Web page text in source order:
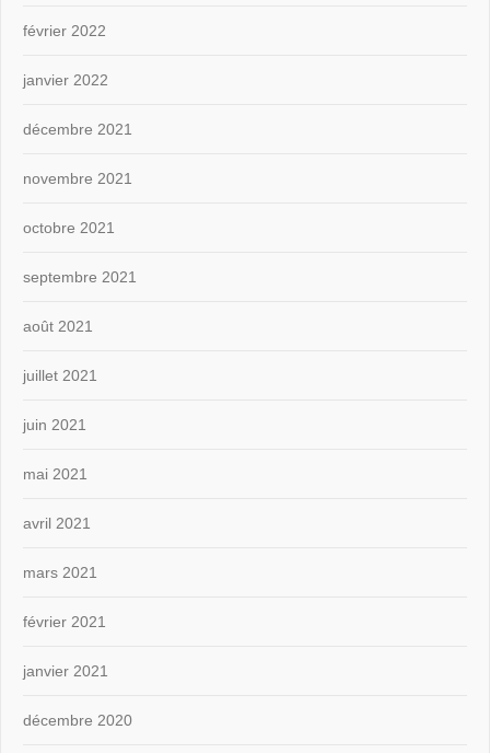
février 2022
janvier 2022
décembre 2021
novembre 2021
octobre 2021
septembre 2021
août 2021
juillet 2021
juin 2021
mai 2021
avril 2021
mars 2021
février 2021
janvier 2021
décembre 2020